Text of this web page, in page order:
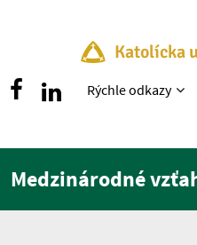
Katolícka
Rýchle menu
Rýchle odkazy
Medzinárodné